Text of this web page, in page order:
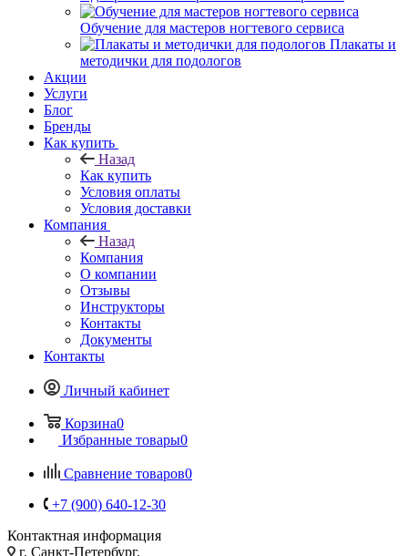
Обучение для мастеров ногтевого сервиса
Плакаты и
методички для подологов
Акции
Услуги
Блог
Бренды
Как купить
Назад
Как купить
Условия оплаты
Условия доставки
Компания
Назад
Компания
О компании
Отзывы
Инструкторы
Контакты
Документы
Контакты
Личный кабинет
Корзина0
Избранные товары0
Сравнение товаров0
+7 (900) 640-12-30
Контактная информация
г. Санкт-Петербург,